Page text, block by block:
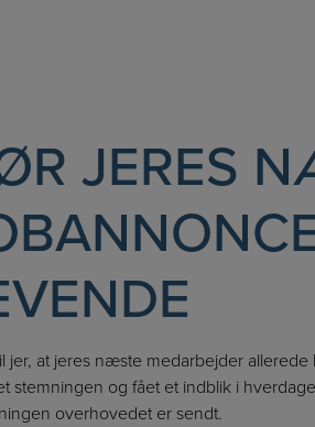
JERES
jer, at jeres næste medarbejder
stemningen og fået et indblik i
overhovedet er sendt.